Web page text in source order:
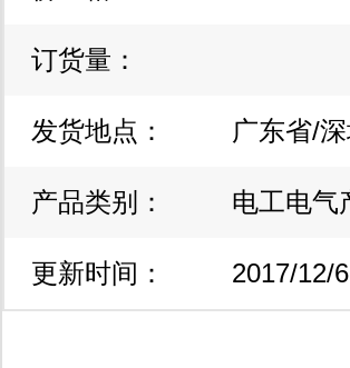
订购007
订货量：
发货地点： 广东省/深
产品类别： 电工电气
加盟
更新时间： 2017/12/